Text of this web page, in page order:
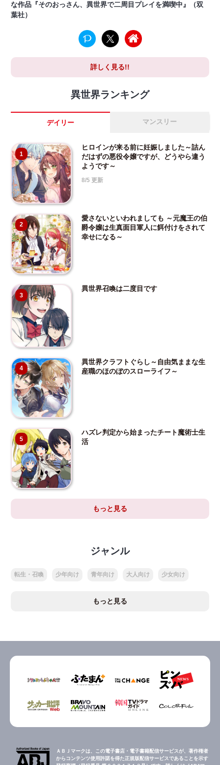
な作品『そのおっさん、異世界で二周目プレイを満喫中』（双
葉社）
詳しく見る!!
異世界ランキング
デイリー マンスリー
1
ヒロインが来る前に妊娠しました～詰ん
だはずの悪役令嬢ですが、どうやら違う
ようです～
8/5 更新
2
愛さないといわれましても ～元魔王の伯
爵令嬢は生真面目軍人に餌付けをされて
幸せになる～
3
異世界召喚は二度目です
4
異世界クラフトぐらし～自由気ままな生
産職のほのぼのスローライフ～
5
ハズレ判定から始まったチート魔術士生
活
もっと見る
ジャンル
転生・召喚 少年向け 青年向け 大人向け 少女向け
もっと見る
ＡＢＪマークは、この電子書店・電子書籍配信サービスが、著作権者
からコンテンツ使用許諾を得た正規版配信サービスであることを示す